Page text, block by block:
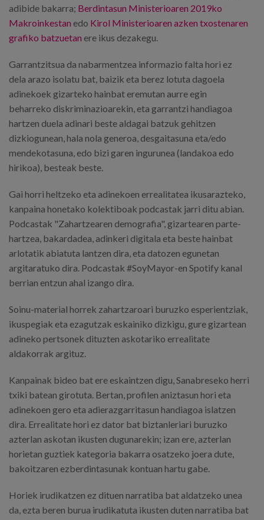
adibide bakarra; Berdintasun Ministerioaren 2019ko
Makroinkestan edo Kirol Ministerioaren azken txostenaren
grafiko batzuetan ere ikus dezakegu.
Garrantzitsua da nabarmentzea informazio falta hori ez
dela arazo isolatu bat, baizik eta berez lotuta dagoela
adinekoek gizarteko hainbat eremutan aurre egin
beharreko diskriminazioarekin, eta garrantzi handiagoa
hartzen duela adinari beste aldagai batzuk gehitzen
dizkiogunean, hala nola generoa, desgaitasuna eta/edo
mendekotasuna, edo bizi garen ingurunea (landakoa edo
hirikoa), besteak beste.
Gai horri heltzeko eta adinekoen errealitatea ikusarazteko,
kanpaina honetako kolektiboak podcastak jarri ditu abian.
Podcastak "Zahartzearen demografia", gizartearen parte-
hartzea, bakardadea, adinkeri digitala eta beste hainbat
arlotatik abiatuta lantzen dira, eta datozen egunetan
argitaratuko dira. Podcastak #SoyMayor-en Spotify kanal
berrian entzun ahal izango dira.
Soinu-material horrek zahartzaroari buruzko esperientziak,
ikuspegiak eta ezagutzak eskainiko dizkigu, gure gizartean
adineko pertsonek dituzten askotariko errealitate
aldakorrak argituz.
Kanpainak bideo bat ere eskaintzen digu, Sanabreseko herri
txiki batean girotuta. Bertan, profilen aniztasun hori eta
adinekoen gero eta adierazgarritasun handiagoa islatzen
dira. Errealitate hori ez dator bat biztanleriari buruzko
azterlan askotan ikusten dugunarekin; izan ere, azterlan
horietan guztiek kategoria bakarra osatzeko joera dute,
bakoitzaren ezberdintasunak kontuan hartu gabe.
Horiek irudikatzen ez dituen narratiba bat aldatzeko unea
da, ezta beren burua irudikatuta ikusten duten narratiba bat